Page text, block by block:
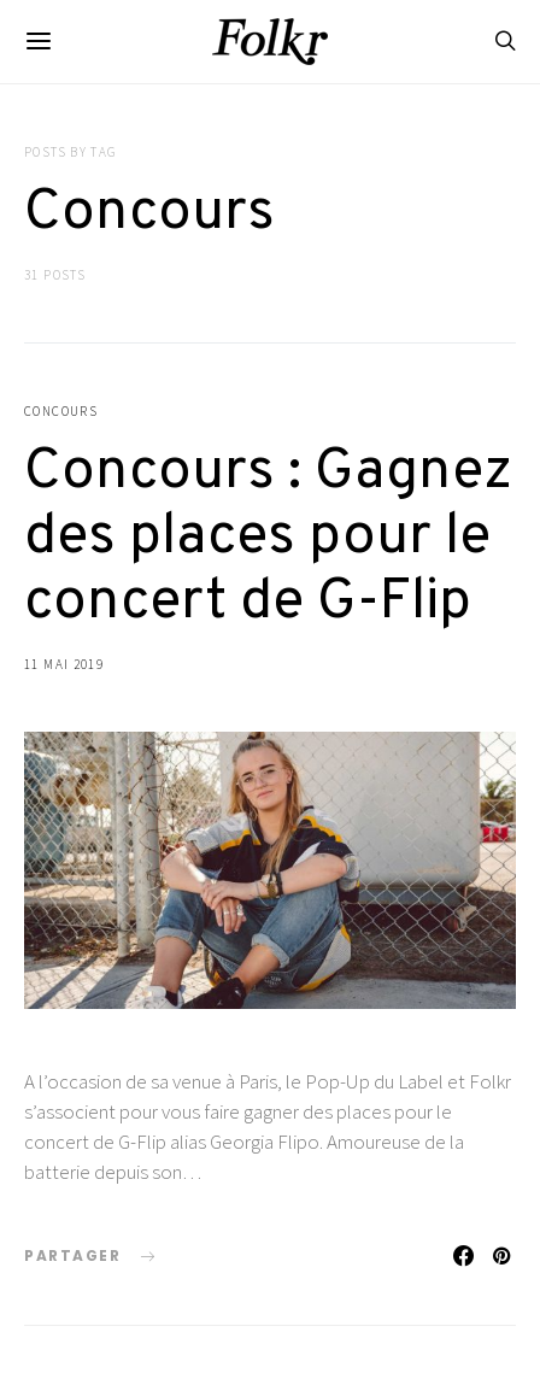
POSTS BY TAG
Concours
31 POSTS
CONCOURS
Concours : Gagnez
des places pour le
concert de G-Flip
11 MAI 2019
A l’occasion de sa venue à Paris, le Pop-Up du Label et Folkr
s’associent pour vous faire gagner des places pour le
concert de G-Flip alias Georgia Flipo. Amoureuse de la
batterie depuis son…
PARTAGER